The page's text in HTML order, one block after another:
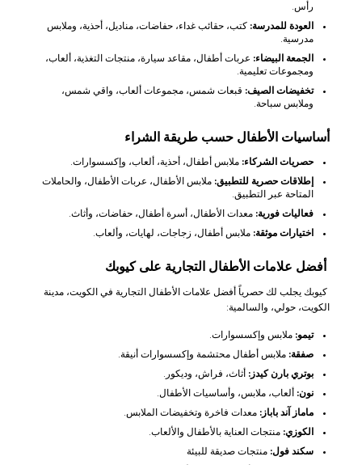
رأس.
العودة للمدرسة: كتب، حقائب غداء، حفاضات، مناديل، أحذية، وملابس
مدرسية.
الجمعة البيضاء: عربات أطفال، مقاعد سيارة، منتجات التغذية، ألعاب،
ومجموعات تعليمية.
تخفيضات الصيف: قبعات شمس، مجموعات ألعاب، واقي شمس،
وملابس سباحة.
أساسيات الأطفال حسب طريقة الشراء
حصريات الشركاء: ملابس أطفال، أحذية، ألعاب، وإكسسوارات.
إطلاقات حصرية للتطبيق: ملابس الأطفال، عربات الأطفال، والحاملات
المتاحة عبر التطبيق.
فعاليات فورية: معدات الأطفال، أسرة أطفال، حفاضات، وأثاث.
اختيارات موثقة: ملابس أطفال، زجاجات، لهايات، وألعاب.
أفضل علامات الأطفال التجارية على كيوبك
كيوبك يجلب لك حصرياً أفضل علامات الأطفال التجارية في الكويت، مدينة
الكويت، حولي، والسالمية:
تيمو: ملابس وإكسسوارات.
صفقة: ملابس أطفال محتشمة وإكسسوارات أنيقة.
بوتري بارن كيدز: أثاث، فراش، وديكور.
نون: ألعاب، ملابس، وأساسيات الأطفال.
ماماز آند باباز: معدات فاخرة وتخفيضات الملابس.
الكوزي: منتجات العناية بالأطفال والألعاب.
سكند فول: منتجات صديقة للبيئة